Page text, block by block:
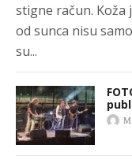
stigne račun. Koža
od sunca nisu
su...